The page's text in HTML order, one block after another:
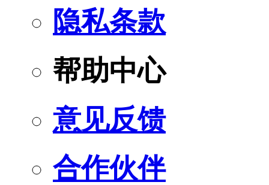
隐私条款
帮助中心
意见反馈
合作伙伴